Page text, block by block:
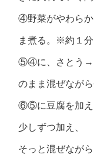
④野菜がやわらか
ま煮る。※約１分
⑤④に、さとう→
のまま混ぜながら
⑥⑤に豆腐を加え
少しずつ加え、
そっと混ぜなが